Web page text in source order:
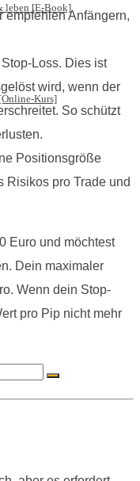
leben [E-Book]
Kurs]
empfehlen Anfängern,
Loss. Dies ist
wird, wenn der
So schützt
Positionsgröße
Risikos pro Trade und
Euro und möchtest
Dein maximaler
Wenn dein Stop-
pro Pip nicht mehr